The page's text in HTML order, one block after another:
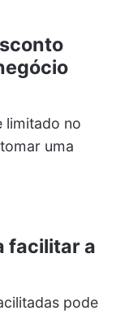
limitado no
uma
facilitar a
pode